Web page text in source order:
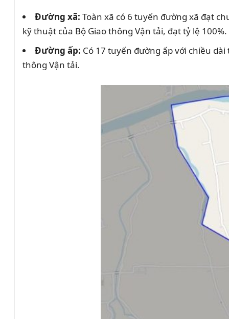
Đường xã: Toàn xã có 6 tuyến đường xã đạt
kỹ thuật của Bộ Giao thông Vận tải, đạt tỷ lệ 100%.
Đường ấp: Có 17 tuyến đường ấp với chiều
thông Vận tải.